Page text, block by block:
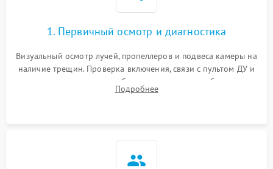
1. Первичный осмотр и диагностика
Визуальный осмотр лучей, пропеллеров и подвеса камеры на
наличие трещин. Проверка включения, связи с пультом ДУ и
передачи видеосигнала. Считывание логов ошибок через
полетное ПО для определения характера неисправности.
Подробнее